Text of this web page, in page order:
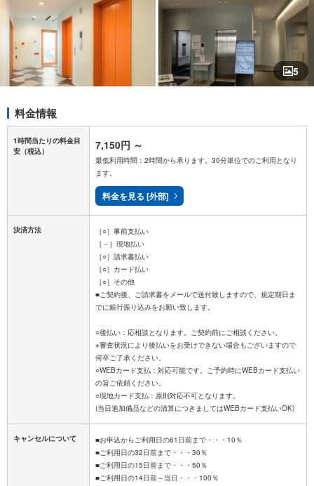
5
料金情報
1時間当たりの料金目
安 （税込） 7,150円 ～
最低利用時間：2時間から承ります。30分単位でのご利用となり
ます。
料金を見る [外部]
決済方法
［○］事前支払い
［－］現地払い
［○］請求書払い
［○］カード払い
［○］その他
■ご契約後、ご請求書をメールで送付致しますので、規定期日ま
でに銀行振り込みをお願い致します。
○後払い：応相談となります。ご契約前にご相談ください。
※審査状況により後払いをお受けできない場合もございますので
何卒ご了承ください。
○WEBカード支払：対応可能です。ご予約時にWEBカード支払い
の旨ご依頼ください。
○現地カード支払：原則対応不可となります。
キャンセルについて
■お申込からご利用日の61日前まで・・・10％
■ご利用日の32日前まで・・・30％
■ご利用日の15日前まで・・・50％